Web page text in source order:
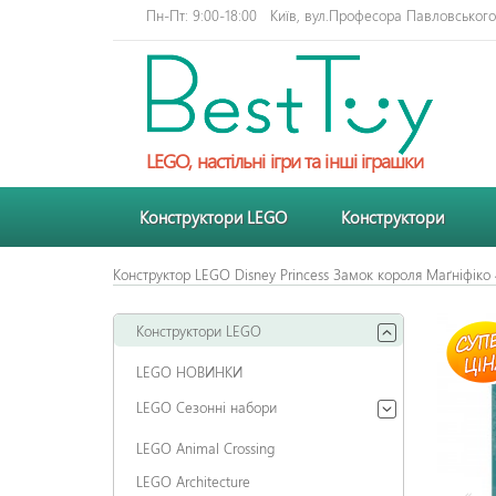
Пн-Пт: 9:00-18:00 Київ, вул.Професора
LEGO, настільні ігри та інші іграшки
Конструктори LEGO Конструктори
Конструктор LEGO Disney Princess Замок короля
Конструктори LEGO
LEGO НОВИНКИ
LEGO Сезонні набори
LEGO Animal Crossing
LEGO Architecture